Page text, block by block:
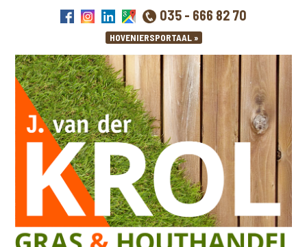
035 - 666 82 70